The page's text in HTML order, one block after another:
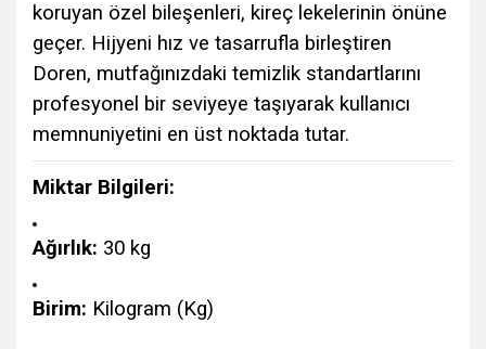
koruyan özel bileşenleri, kireç lekelerinin önüne
geçer. Hijyeni hız ve tasarrufla birleştiren
Doren, mutfağınızdaki temizlik standartlarını
profesyonel bir seviyeye taşıyarak kullanıcı
memnuniyetini en üst noktada tutar.
Miktar Bilgileri:
Ağırlık: 30 kg
Birim: Kilogram (Kg)